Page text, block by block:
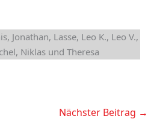
Jonathan, Lasse, Leo K., Leo V.,
Niklas und Theresa
Nächster Beitrag →